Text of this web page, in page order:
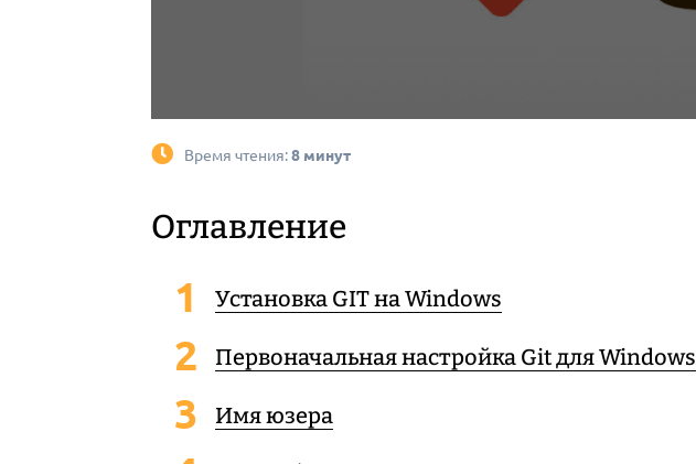
Время чтения:8 минут
Оглавление
Установка GIT на Windows
Первоначальная настройка Git для Windows
Имя юзера